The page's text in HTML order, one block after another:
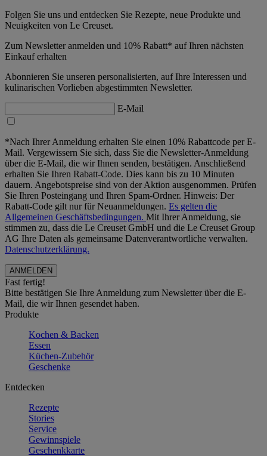
Folgen Sie uns und entdecken Sie Rezepte, neue Produkte und
Neuigkeiten von Le Creuset.
Zum Newsletter anmelden und 10% Rabatt* auf Ihren nächsten
Einkauf erhalten
Abonnieren Sie unseren personalisierten, auf Ihre Interessen und
kulinarischen Vorlieben abgestimmten Newsletter.
E-Mail
*Nach Ihrer Anmeldung erhalten Sie einen 10% Rabattcode per E-
Mail. Vergewissern Sie sich, dass Sie die Newsletter-Anmeldung
über die E-Mail, die wir Ihnen senden, bestätigen. Anschließend
erhalten Sie Ihren Rabatt-Code. Dies kann bis zu 10 Minuten
dauern. Angebotspreise sind von der Aktion ausgenommen. Prüfen
Sie Ihren Posteingang und Ihren Spam-Ordner. Hinweis: Der
Rabatt-Code gilt nur für Neuanmeldungen. Es gelten die
Allgemeinen Geschäftsbedingungen. Mit Ihrer Anmeldung, sie
stimmen zu, dass die Le Creuset GmbH und die Le Creuset Group
AG Ihre Daten als gemeinsame Datenverantwortliche verwalten.
Datenschutzerklärung.
Fast fertig!
Bitte bestätigen Sie Ihre Anmeldung zum Newsletter über die E-
Mail, die wir Ihnen gesendet haben.
Produkte
Kochen & Backen
Essen
Küchen-Zubehör
Geschenke
Entdecken
Rezepte
Stories
Service
Gewinnspiele
Geschenkkarte